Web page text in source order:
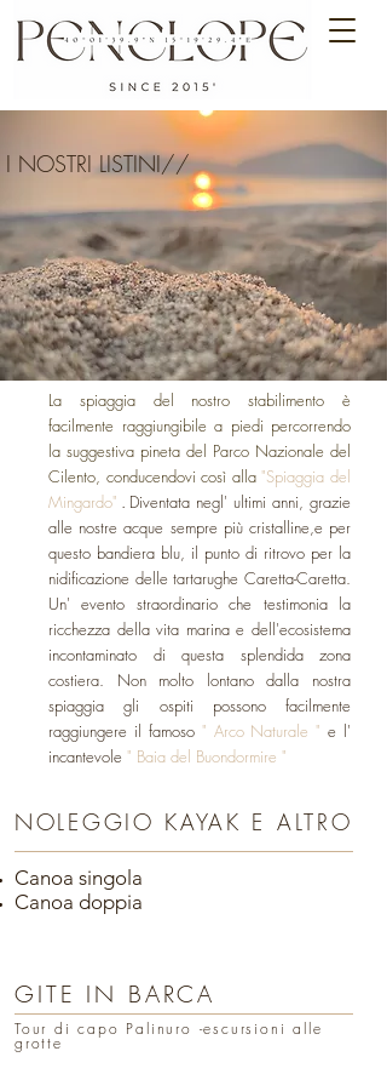
I NOSTRI LISTINI//
La spiaggia del nostro stabilimento è
facilmente raggiungibile a piedi percorrendo
la suggestiva pineta del Parco Nazionale del
Cilento, conducendovi così alla "Spiaggia del
Mingardo" . Diventata negl' ultimi anni, grazie
alle nostre acque sempre più cristalline,e per
questo bandiera blu, il punto di ritrovo per la
nidificazione delle tartarughe Caretta-Caretta.
Un' evento straordinario che testimonia la
ricchezza della vita marina e dell'ecosistema
incontaminato di questa splendida zona
costiera. Non molto lontano dalla nostra
spiaggia gli ospiti possono facilmente
raggiungere il famoso " Arco Naturale " e l'
incantevole " Baia del Buondormire "
NOLEGGIO KAYAK E ALTRO
Canoa singola
Canoa doppia
GITE IN BARCA
Tour di capo Palinuro -escursioni alle
grotte